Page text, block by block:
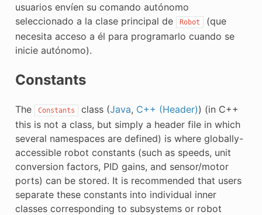
usuarios envíen su comando autónomo
seleccionado a la clase principal de
Robot
(que
necesita acceso a él para programarlo cuando se
inicie autónomo).
Constants
The Constants class (Java, C++ (Header)) (in C++
this is not a class, but simply a header file in which
several namespaces are defined) is where globally-
accessible robot constants (such as speeds, unit
conversion factors, PID gains, and sensor/motor
ports) can be stored. It is recommended that users
separate these constants into individual inner
classes corresponding to subsystems or robot